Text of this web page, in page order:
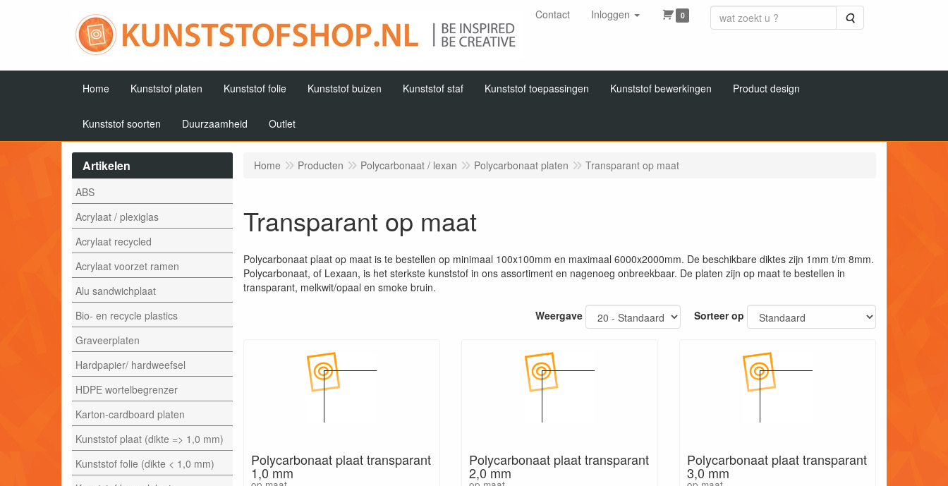
Contact Inloggen 0 Zoeken
Home Kunststof platen Kunststof folie Kunststof buizen Kunststof staf Kunststof toepassingen Kunststof bewerkingen Product design
Kunststof soorten Duurzaamheid Outlet
Artikelen
ABS
Acrylaat / plexiglas
Acrylaat recycled
Acrylaat voorzet ramen
Alu sandwichplaat
Bio- en recycle plastics
Graveerplaten
Hardpapier/ hardweefsel
HDPE wortelbegrenzer
Karton-cardboard platen
Kunststof plaat (dikte => 1,0 mm)
Kunststof folie (dikte < 1,0 mm)
Home Producten Polycarbonaat / lexan Polycarbonaat platen Transparant op maat
Transparant op maat
Polycarbonaat plaat op maat is te bestellen op minimaal 100x100mm en maximaal 6000x2000mm. De beschikbare diktes zijn 1mm t/m 8mm.
Polycarbonaat, of Lexaan, is het sterkste kunststof in ons assortiment en nagenoeg onbreekbaar. De platen zijn op maat te bestellen in
transparant, melkwit/opaal en smoke bruin.
Weergave
Sorteer op
Polycarbonaat plaat transparant
1,0 mm
Polycarbonaat plaat transparant
2,0 mm
Polycarbonaat plaat transparant
3,0 mm